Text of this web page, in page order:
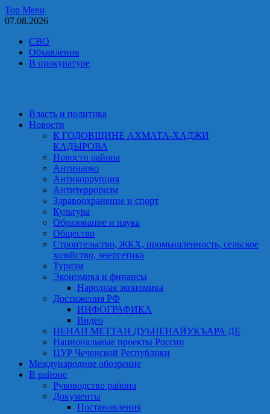
Skip
to
Top Menu
07.08.2026
СВО
Объявления
В прокуратуре
Власть и политика
Новости
К ГОДОВЩИНЕ АХМАТА-ХАДЖИ
КАДЫРОВА
Новости района
Антинарко
Антикоррупция
Антитерроризм
Здравоохранение и спорт
Культура
Образование и наука
Общество
Строительство, ЖКХ, промышленность, сельское
хозяйство, энергетика
Туризм
Экономика и финансы
Народная экономика
Достижения РФ
ИНФОГРАФИКА
Видео
НЕНАН МЕТТАН ДУЬНЕНАЙУКЪАРА ДЕ
Национальные проекты России
ЦУР Чеченской Республики
Международное обозрение
В районе
Руководство района
Документы
Постановления